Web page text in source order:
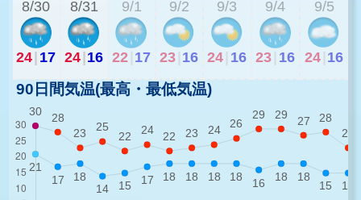
8/30
24| 17
8/31
24|16
9/1
22 17
9/2
23 16
9/3
24 16
9/4
23 16
9/5
24 16
90日間気温(最高・最低気温)